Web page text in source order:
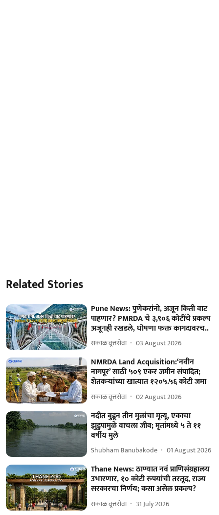
Related Stories
Pune News: पुणेकरांनो, अजून किती वाट
पाहणार? PMRDA चे ३,९०६ कोटींचे प्रकल्प
अजूनही रखडले, घोषणा फक्त कागदावरच..
सकाळ वृत्तसेवा 03 August 2026
NMRDA Land Acquisition:‘नवीन
नागपूर’ साठी ५०९ एकर जमीन संपादित;
शेतकऱ्यांच्या खात्यात १२०५.५६ कोटी जमा
सकाळ वृत्तसेवा 02 August 2026
नदीत बुडून तीन मुलांचा मृत्यू, एकाचा
झुडुपामुळे वाचला जीव; मृतांमध्ये ५ ते ११
वर्षीय मुले
Shubham Banubakode 01 August 2026
Thane News: ठाण्यात नवं प्राणिसंग्रहालय
उभारणार, १० कोटी रुपयांची तरतूद, राज्य
सरकारचा निर्णय; कसा असेल प्रकल्प?
सकाळ वृत्तसेवा 31 July 2026